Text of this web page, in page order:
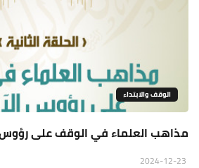
الوقف والابتداء
مذاهب العلماء في الوقف على رؤوس